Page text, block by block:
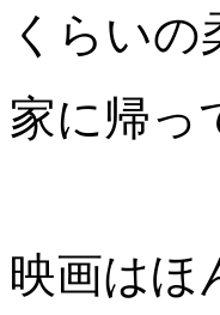
くらいの
家に帰っ
映画はほ